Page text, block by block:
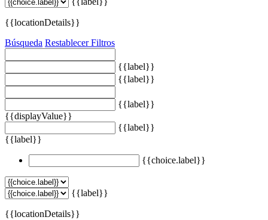
{{locationDetails}}
Búsqueda Restablecer Filtros
{{label}}
{{label}}
{{label}}
{{displayValue}}
{{label}}
{{label}}
{{choice.label}}
{{label}}
{{locationDetails}}